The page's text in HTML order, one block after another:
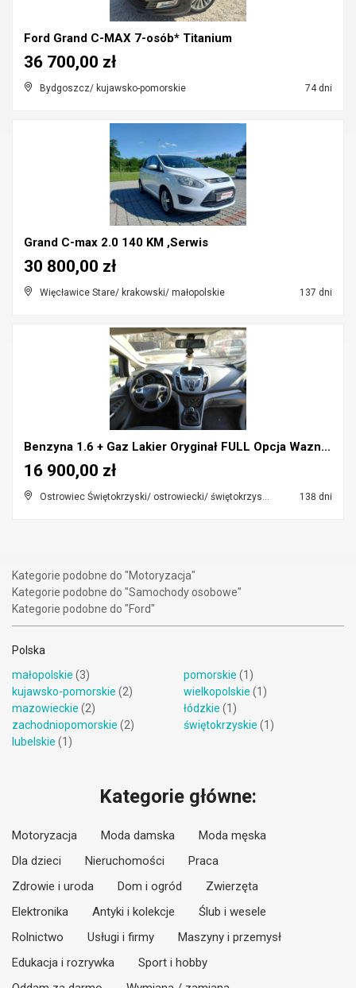
Ford Grand C-MAX 7-osób* Titanium
Bydgoszcz/ kujawsko-pomorskie 74 dni
36 700,00 zł
Grand C-max 2.0 140 KM ,Serwis
Więcławice Stare/ krakowski/ małopolskie 137 dni
30 800,00 zł
Benzyna 1.6 + Gaz Lakier Oryginał FULL Opcja Wazne...
Ostrowiec Świętokrzyski/ ostrowiecki/ świętokrzyskie 138 dni
16 900,00 zł
Kategorie podobne do "Motoryzacja"
Kategorie podobne do "Samochody osobowe"
Kategorie podobne do "Ford"
Polska
małopolskie (3)
kujawsko-pomorskie (2)
mazowieckie (2)
zachodniopomorskie (2)
lubelskie (1)
pomorskie (1)
wielkopolskie (1)
łódzkie (1)
świętokrzyskie (1)
Kategorie główne:
Motoryzacja Moda damska
Moda męska
Dla dzieci
Nieruchomości
Praca
Zdrowie i uroda
Dom i ogród
Zwierzęta
Elektronika
Antyki i kolekcje
Ślub i wesele
Rolnictwo
Usługi i firmy
Maszyny i przemysł
Edukacja i rozrywka
Sport i hobby